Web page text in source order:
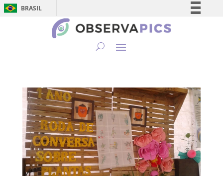
BRASIL
Simplifique!
Canais